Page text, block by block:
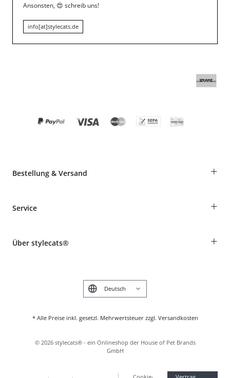
Ansonsten, 😍 schreib uns!
info[at]stylecats.de
Bestellung & Versand +
Informationen zur Lieferung
Produkte reklamieren und zurücksenden
Service +
Tierkrankenversicherung
Über stylecats® +
* Alle Preise inkl. gesetzl. Mehrwertsteuer zzgl. Versandkosten
English
© 2026 stylecats® - ein Onlineshop der House of Pet Brands
GmbH